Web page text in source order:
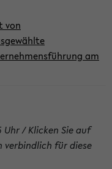
von
am
Uhr / Klicken Sie auf
verbindlich für diese